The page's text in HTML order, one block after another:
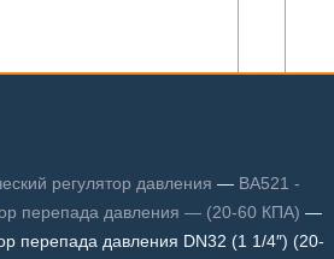
регулятор давления — BA521 -
перепада давления — (20-60 КПА) —
перепада давления DN32 (1 1/4″) (20-